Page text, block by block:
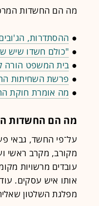
מה הם החשדות
● ההסתדרות,
● "כולם חשדו שיש
● בית המשפט הורה
● פרשת השחיתות
● מה אומרת חוקת
מה הם החשדות
על־פי החשד, גבאי
מקורב, מקרב ראשי
עובדים מרשויות
אותו איש עסקים.
מפלגת השלטון